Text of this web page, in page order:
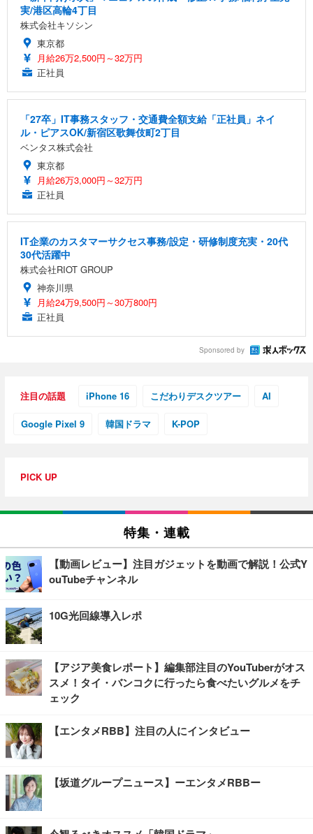
実/港区高輪4丁目
株式会社キソシン
東京都
月給26万2,500円～32万円
正社員
「27卒」IT事務スタッフ・交通費全額支給「正社員」ネイ
ル・ピアスOK/新宿区歌舞伎町2丁目
ベンタス株式会社
東京都
月給26万3,000円～32万円
正社員
IT企業のカスタマーサクセス事務/設定・研修制度充実・20代
30代活躍中
株式会社RIOT GROUP
神奈川県
月給24万9,500円～30万800円
正社員
Sponsored by
注目の話題 iPhone 16 こだわりデスクツアー AI
Google Pixel 9 韓国ドラマ K-POP
PICK UP
特集・連載
【動画レビュー】注目ガジェットを動画で解説！公式Y
ouTubeチャンネル
10G光回線導入レポ
【アジア美食レポート】編集部注目のYouTuberがオス
スメ！タイ・バンコクに行ったら食べたいグルメをチ
ェック
【エンタメRBB】注目の人にインタビュー
【坂道グループニュース】ーエンタメRBBー